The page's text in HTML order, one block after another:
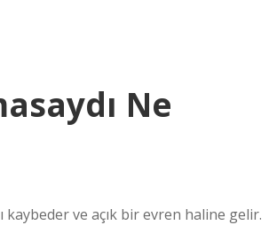
Ne
kaybeder ve açık bir evren haline gelir.